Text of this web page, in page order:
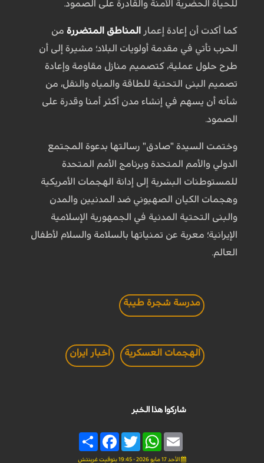
للحياة الحضرية الآمنة والقادرة على الصمود.
كما أكدت أن إعادة إعمار المناطق المتضررةمن
الحرب تأتي في مقدمة أولويات البلاد؛ مشيرة إلى أن
طرح حلول عملية، کتصميم منازل مقاومة وإعادة
تصميم البنى التحتية للطاقة والمياه والنقل، من
شأنه أن يسهم في إنشاء مدن أكثر أمنا وقدرة على
الصمود.
وختمت السيدة "صادق" رسالتها بدعوة المجتمع
الدولي والأمم المتحدة وبرنامج الأمم المتحدة
للمستوطنات البشرية إلى إدانة الهجمات الأمريكية
وهجمات الكيان الصهيوني ضد المدنيين والمدن
والبنى التحتية المدنية في الجمهورية الإسلامية
الإيرانية؛ معربة عن تمنياتها بالسلامة والسلام لأطفال
العالم.
مدرسة شجرة طيبة
الهجمات العسكرية اخبار ايران
شاركوا هذا الخبر
Share
FacebookTwitter
WhatsAppEmail
الأحد 17 مايو 2026 - 19:45 بتوقيت غرينتش